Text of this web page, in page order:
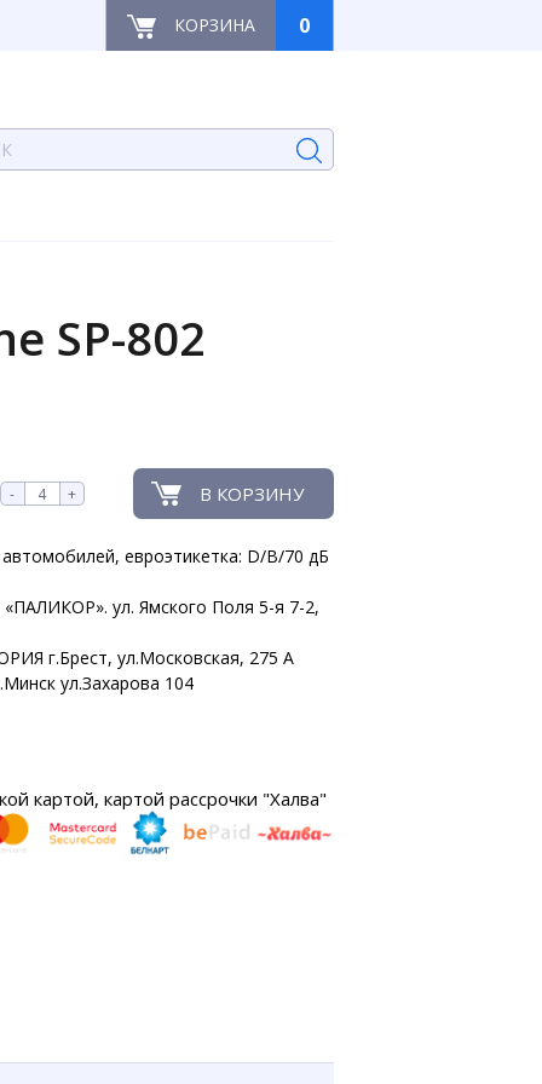
КОРЗИНА 0
SP-802
- + В КОРЗИНУ
евроэтикетка: D/B/70 дБ
ул. Ямского Поля 5-я 7-2,
г.Брест, ул.Московская, 275 А
ул.Захарова 104
картой, картой рассрочки "Халва"